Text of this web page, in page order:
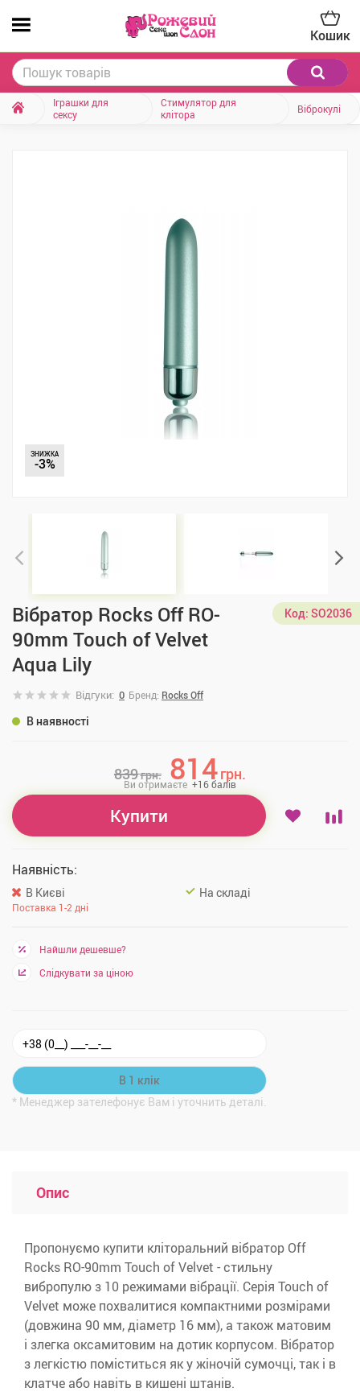
Кошик
Іграшки для
сексу
Стимулятор для
клітора
Віброкулі
ЗНИЖКА
-3%
Вібратор Rocks Off RO-
90mm Touch of Velvet
Aqua Lily
Код: SO2036
Відгуки: 0 Бренд: Rocks Off
В наявності
839грн. 814грн.
Ви отримаєте +16балів
Купити
Наявність:
В Києві
Поставка 1-2 дні
На складі
Найшли дешевше?
Слідкувати за ціною
* Менеджер зателефонує Вам і уточнить деталі.
Опис
Пропонуємо купити кліторальний вібратор Off
Rocks RO-90mm Touch of Velvet - стильну
вибропулю з 10 режимами вібрації. Серія Touch of
Velvet може похвалитися компактними розмірами
(довжина 90 мм, діаметр 16 мм), а також матовим
і злегка оксамитовим на дотик корпусом. Вібратор
з легкістю поміститься як у жіночій сумочці, так і в
клатче або навіть в кишені штанів.